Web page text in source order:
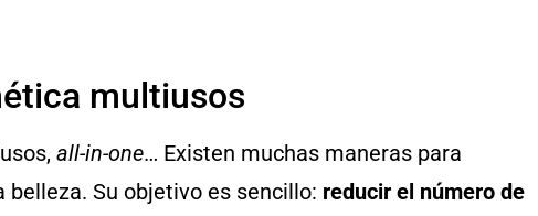
multiusos
all-in-one… Existen muchas maneras para
Su objetivo es sencillo: reducir el número de